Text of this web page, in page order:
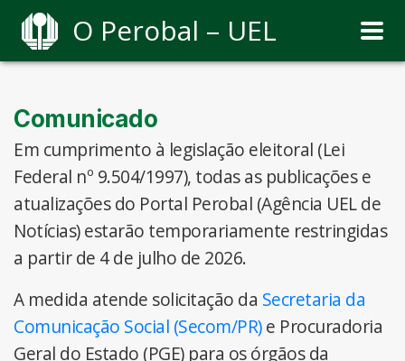
O Perobal – UEL
Comunicado
Em cumprimento à legislação eleitoral (Lei
Federal nº 9.504/1997), todas as publicações e
atualizações do Portal Perobal (Agência UEL de
Notícias) estarão temporariamente restringidas
a partir de 4 de julho de 2026.
A medida atende solicitação da Secretaria da
Comunicação Social (Secom/PR)e Procuradoria
Geral do Estado (PGE) para os órgãos da